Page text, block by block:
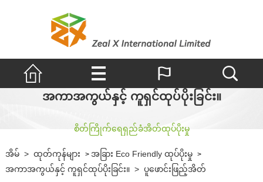
အကာအကွယ်နှင့် ကူရှင်ထုပ်ပိုးခြင်း။
စိတ်ကြိုက်ရေရှည်ခံအိတ်ထုပ်ပိုးမှု
အိမ် > ထုတ်ကုန်များ > အခြား Eco Friendly ထုပ်ပိုးမှု >
အကာအကွယ်နှင့် ကူရှင်ထုပ်ပိုးခြင်း။ > ပူဖောင်းဖြည့်အိတ်